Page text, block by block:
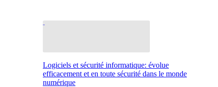
Logiciels et sécurité informatique: évolue
efficacement et en toute sécurité dans le monde
numérique